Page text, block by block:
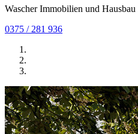
Wascher Immobilien und
0375 / 281 936